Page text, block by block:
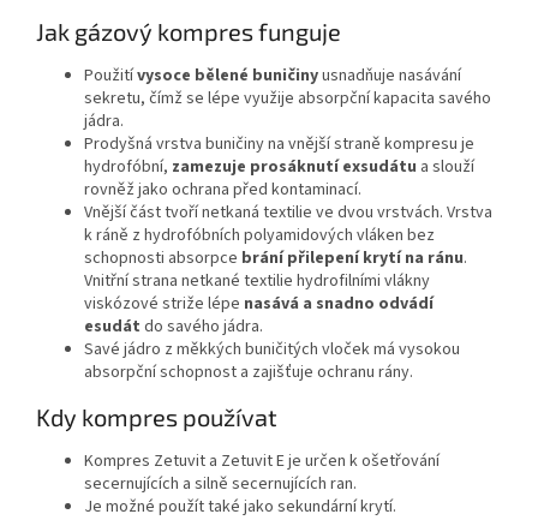
Jak gázový kompres funguje
Použitívysoce bělené buničinyusnadňuje nasávání
sekretu, čímž se lépe využije absorpční kapacita savého
jádra.
Prodyšná vrstva buničiny na vnější straně kompresu je
hydrofóbní, zamezuje prosáknutí exsudátu a slouží
rovněž jako ochrana před kontaminací.
Vnější část tvoří netkaná textilie ve dvou vrstvách. Vrstva
k ráně z hydrofóbních polyamidových vláken bez
schopnosti absorpce brání přilepení krytí na ránu.
Vnitřní strana netkané textilie hydrofilními vlákny
viskózové striže lépe nasává a snadno odvádí
esudát do savého jádra.
Savé jádro z měkkých buničitých vloček má vysokou
absorpční schopnost a zajišťuje ochranu rány.
Kdy kompres používat
Kompres Zetuvit a Zetuvit E je určen k ošetřování
secernujících a silně secernujících ran.
Je možné použít také jako sekundární krytí.